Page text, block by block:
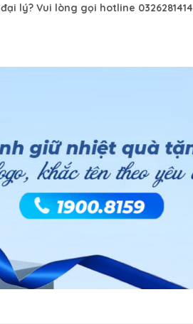
lý? Vui lòng gọi hotline 0326281414